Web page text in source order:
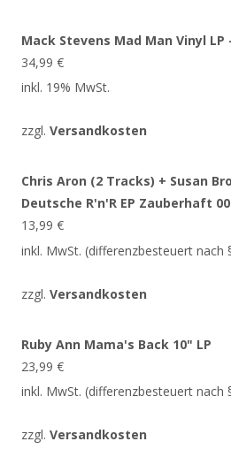
Mack Stevens Mad Man Vinyl
34,99 €
inkl. 19% MwSt.
zzgl. Versandkosten
Chris Aron (2 Tracks) + Susan
Deutsche R'n'R EP Zauberhaft
13,99 €
inkl. MwSt. (differenzbesteuert nach
zzgl. Versandkosten
Ruby Ann Mama's Back 10" LP
23,99 €
inkl. MwSt. (differenzbesteuert nach
zzgl. Versandkosten